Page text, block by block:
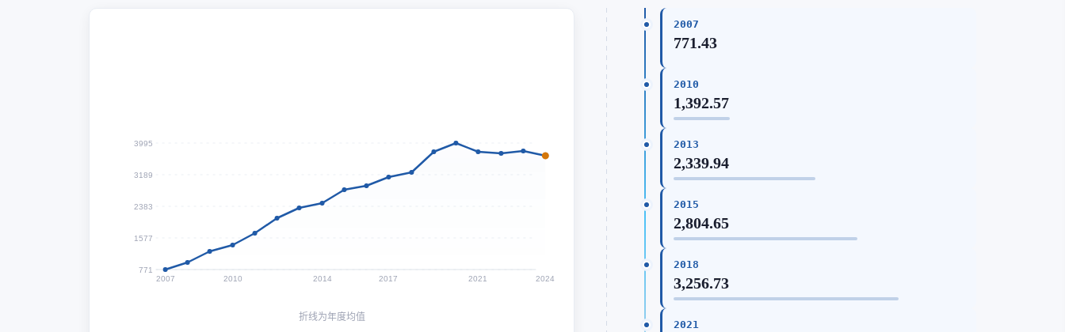
3995
3189
2383
1577
771
2007
2010 2014 2017 2021 2024
折线为年度均值
2007
771.43
2010
1,392.57
2013
2,339.94
2015
2,804.65
2018
3,256.73
2021